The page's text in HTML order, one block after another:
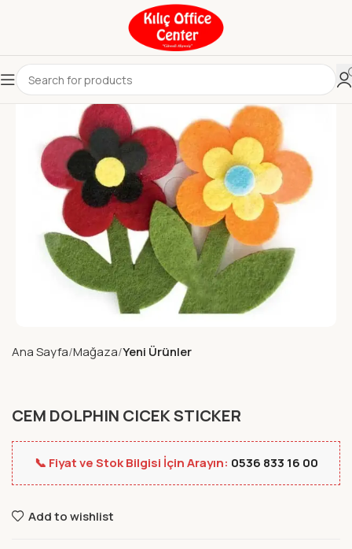
Ana Sayfa Mağaza Yeni Ürünler
CEM DOLPHIN CICEK STICKER
📞 Fiyat ve Stok Bilgisi İçin Arayın: 0536 833 16 00
Add to wishlist